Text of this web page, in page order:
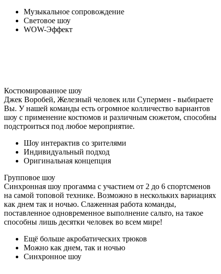
Музыкальное сопровождение
Световое шоу
WOW-Эффект
Костюмированное шоу
Джек Воробей, Железный человек или Супермен - выбираете
Вы. У нашей команды есть огромное колличество вариантов
шоу с применение костюмов и различным сюжетом, способны
подстроиться под любое мероприятие.
Шоу интерактив со зрителями
Индивидуальный подход
Оригинальная концепция
Групповое шоу
Синхронная шоу прогамма с участием от 2 до 6 спортсменов
на самой топовой технике. Возможно в нескольких вариациях
как днем так и ночью. Слаженная работа команды,
поставленное одновременное выполнение сальто, на такое
способны лишь десятки человек во всем мире!
Ещё больше акробатических трюков
Можно как днем, так и ночью
Синхронное шоу